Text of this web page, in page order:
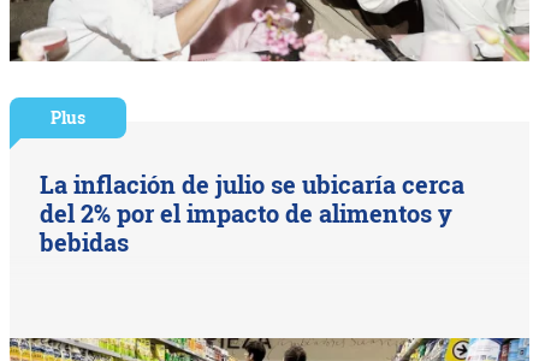
Plus
La inflación de julio se ubicaría cerca
del 2% por el impacto de alimentos y
bebidas